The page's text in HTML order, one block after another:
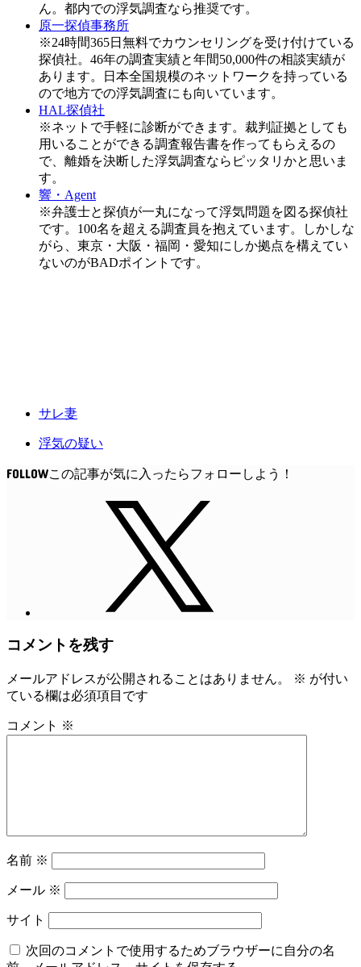
ん。都内での浮気調査なら推奨です。
原一探偵事務所
※24時間365日無料でカウンセリングを受け付けている
探偵社。46年の調査実績と年間50,000件の相談実績が
あります。日本全国規模のネットワークを持っている
ので地方での浮気調査にも向いています。
HAL探偵社
※ネットで手軽に診断ができます。裁判証拠としても
用いることができる調査報告書を作ってもらえるの
で、離婚を決断した浮気調査ならピッタリかと思いま
す。
響・Agent
※弁護士と探偵が一丸になって浮気問題を図る探偵社
です。100名を超える調査員を抱えています。しかしな
がら、東京・大阪・福岡・愛知にしか拠点を構えてい
ないのがBADポイントです。
サレ妻
浮気の疑い
FOLLOW
コメントを残す
メールアドレスが公開されることはありません。 ※ が付い
ている欄は必須項目です
コメント ※
名前 ※
メール ※
サイト
次回のコメントで使用するためブラウザーに自分の名